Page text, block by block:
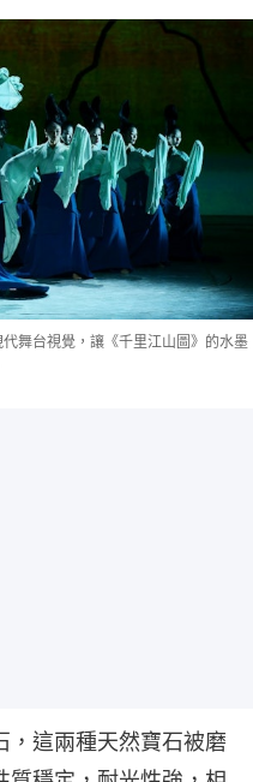
舞台視覺，讓《千里江山圖》的水墨
，這兩種天然寶石被磨